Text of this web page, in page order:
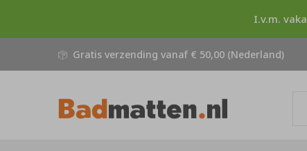
Gratis verzending vanaf € 50,00 (Nederland)
I.v.m.